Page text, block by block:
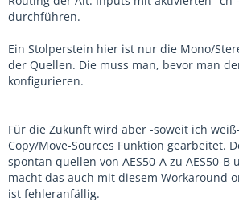
durchführen.
Ein Stolperstein hier ist nur die Mono/
der Quellen. Die muss man, bevor man
konfigurieren.
Für die Zukunft wird aber -soweit ich
Copy/Move-Sources Funktion gearbeitet.
spontan quellen von AES50-A zu AES50-B
macht das auch mit diesem Workaround
ist fehleranfällig.